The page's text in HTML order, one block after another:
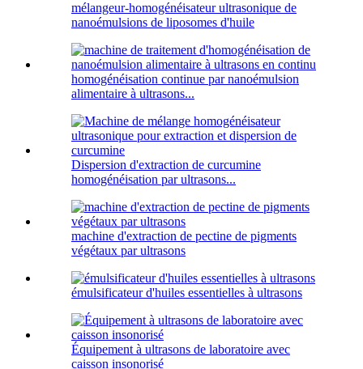
mélangeur-homogénéisateur ultrasonique de
nanoémulsions de liposomes d'huile
homogénéisation continue par nanoémulsion
alimentaire à ultrasons...
Dispersion d'extraction de curcumine
homogénéisation par ultrasons...
machine d'extraction de pectine de pigments
végétaux par ultrasons
émulsificateur d'huiles essentielles à ultrasons
Équipement à ultrasons de laboratoire avec
caisson insonorisé